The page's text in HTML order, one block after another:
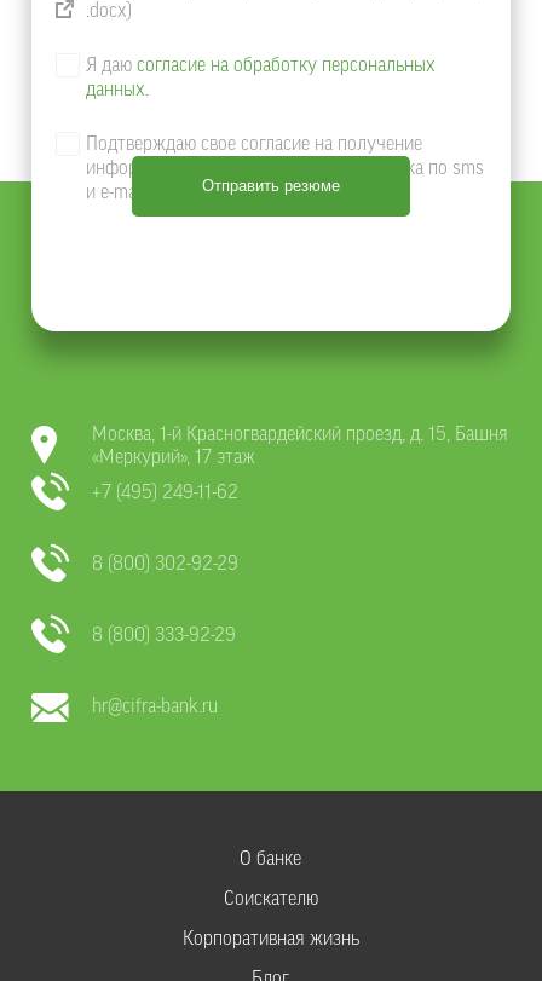
Москва, 1-й Красногвардейский проезд, д. 15, Башня
«Меркурий», 17 этаж
+7 (495) 249-11-62
8 (800) 302-92-29
8 (800) 333-92-29
hr@cifra-bank.ru
.docx)
Я даюсогласие на обработку персональных
данных.
Подтверждаю свое согласие на получение
информации о продуктах и услугах Банка по sms
и e-mail
О банке
Соискателю
Корпоративная жизнь